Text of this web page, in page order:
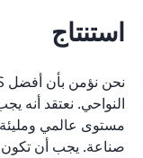
استنتاج
النواحي. نعتقد أنه
مستوى عالمي ومليئة
صناعة. يجب أن تكون